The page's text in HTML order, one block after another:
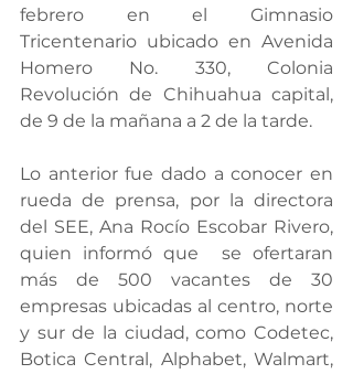
febrero en el Gimnasio
Tricentenario ubicado en Avenida
Homero No. 330, Colonia
Revolución de Chihuahua capital,
de 9 de la mañana a 2 de la tarde.
Lo anterior fue dado a conocer en
rueda de prensa, por la directora
del SEE, Ana Rocío Escobar Rivero,
quien informó que  se ofertaran
más de 500 vacantes de 30
empresas ubicadas al centro, norte
y sur de la ciudad, como Codetec,
Botica Central, Alphabet, Walmart,